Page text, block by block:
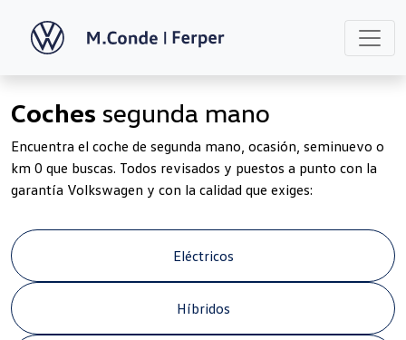
Coches segunda mano
Encuentra el coche de segunda mano, ocasión, seminuevo o
km 0 que buscas. Todos revisados y puestos a punto con la
garantía Volkswagen y con la calidad que exiges:
Eléctricos
Híbridos